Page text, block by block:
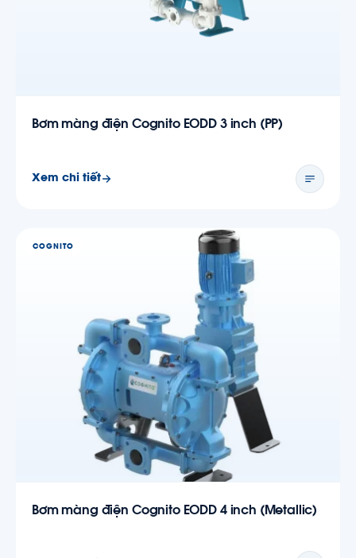
Bơm màng điện Cognito EODD 3 inch (PP)
Xem chi tiết
COGNITO
Bơm màng điện Cognito EODD 4 inch (Metallic)